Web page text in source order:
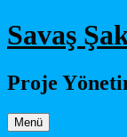
İçeriğe
atla
Savaş
Proje
Menü